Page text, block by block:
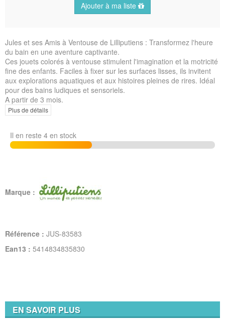
Ajouter à ma liste
Jules et ses Amis à Ventouse de Lilliputiens : Transformez l'heure
du bain en une aventure captivante.
Ces jouets colorés à ventouse stimulent l'imagination et la motricité
fine des enfants. Faciles à fixer sur les surfaces lisses, ils invitent
aux explorations aquatiques et aux histoires pleines de rires. Idéal
pour des bains ludiques et sensoriels.
A partir de 3 mois.
Plus de détails
Il en reste 4 en stock
Marque :
Référence : JUS-83583
Ean13 : 5414834835830
EN SAVOIR PLUS